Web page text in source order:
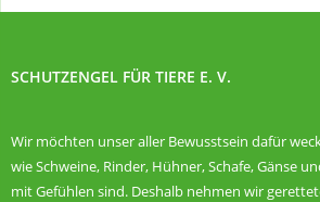
SCHUTZENGEL FÜR TIERE E. V.
Wir möchten unser aller Bewusstsein dafür
wie Schweine, Rinder, Hühner, Schafe, Gänse
mit Gefühlen sind. Deshalb nehmen wir